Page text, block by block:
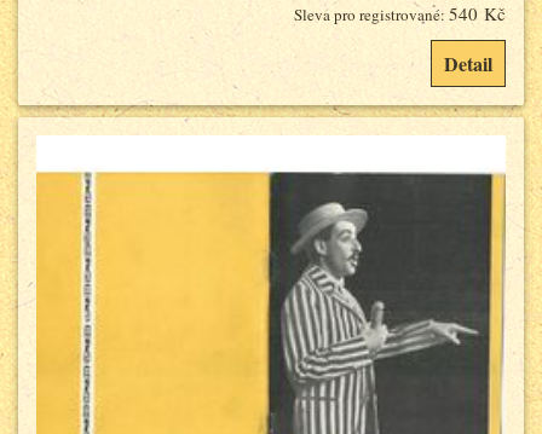
Sleva pro registrované: 540 Kč
Detail